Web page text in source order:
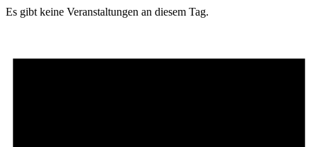
Es gibt keine Veranstaltungen an diesem Tag.